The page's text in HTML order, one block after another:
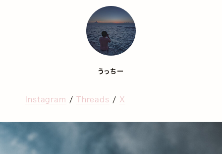
うっちー
Instagram / Threads / X